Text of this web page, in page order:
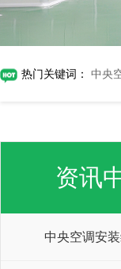
热门关键词： 中央
资讯
中央空调安